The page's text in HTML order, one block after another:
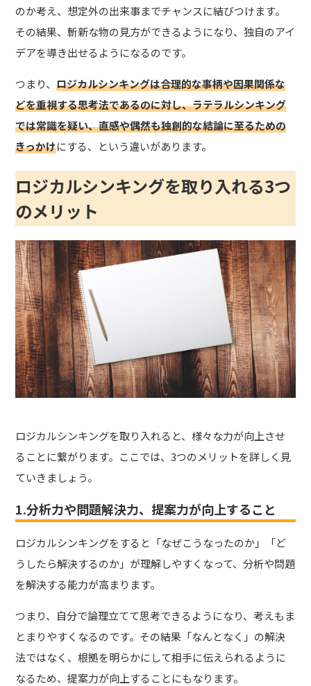
のか考え、想定外の出来事までチャンスに結びつけます。
その結果、斬新な物の見方ができるようになり、独自のアイ
デアを導き出せるようになるのです。
つまり、ロジカルシンキングは合理的な事柄や因果関係な
どを重視する思考法であるのに対し、ラテラルシンキング
では常識を疑い、直感や偶然も独創的な結論に至るための
きっかけにする、という違いがあります。
ロジカルシンキングを取り入れる3つ
のメリット
ロジカルシンキングを取り入れると、様々な力が向上させ
ることに繋がります。ここでは、3つのメリットを詳しく見
ていきましょう。
1.分析力や問題解決力、提案力が向上すること
ロジカルシンキングをすると「なぜこうなったのか」「ど
うしたら解決するのか」が理解しやすくなって、分析や問題
を解決する能力が高まります。
つまり、自分で論理立てて思考できるようになり、考えもま
とまりやすくなるのです。その結果「なんとなく」の解決
法ではなく、根拠を明らかにして相手に伝えられるように
なるため、提案力が向上することにもなります。